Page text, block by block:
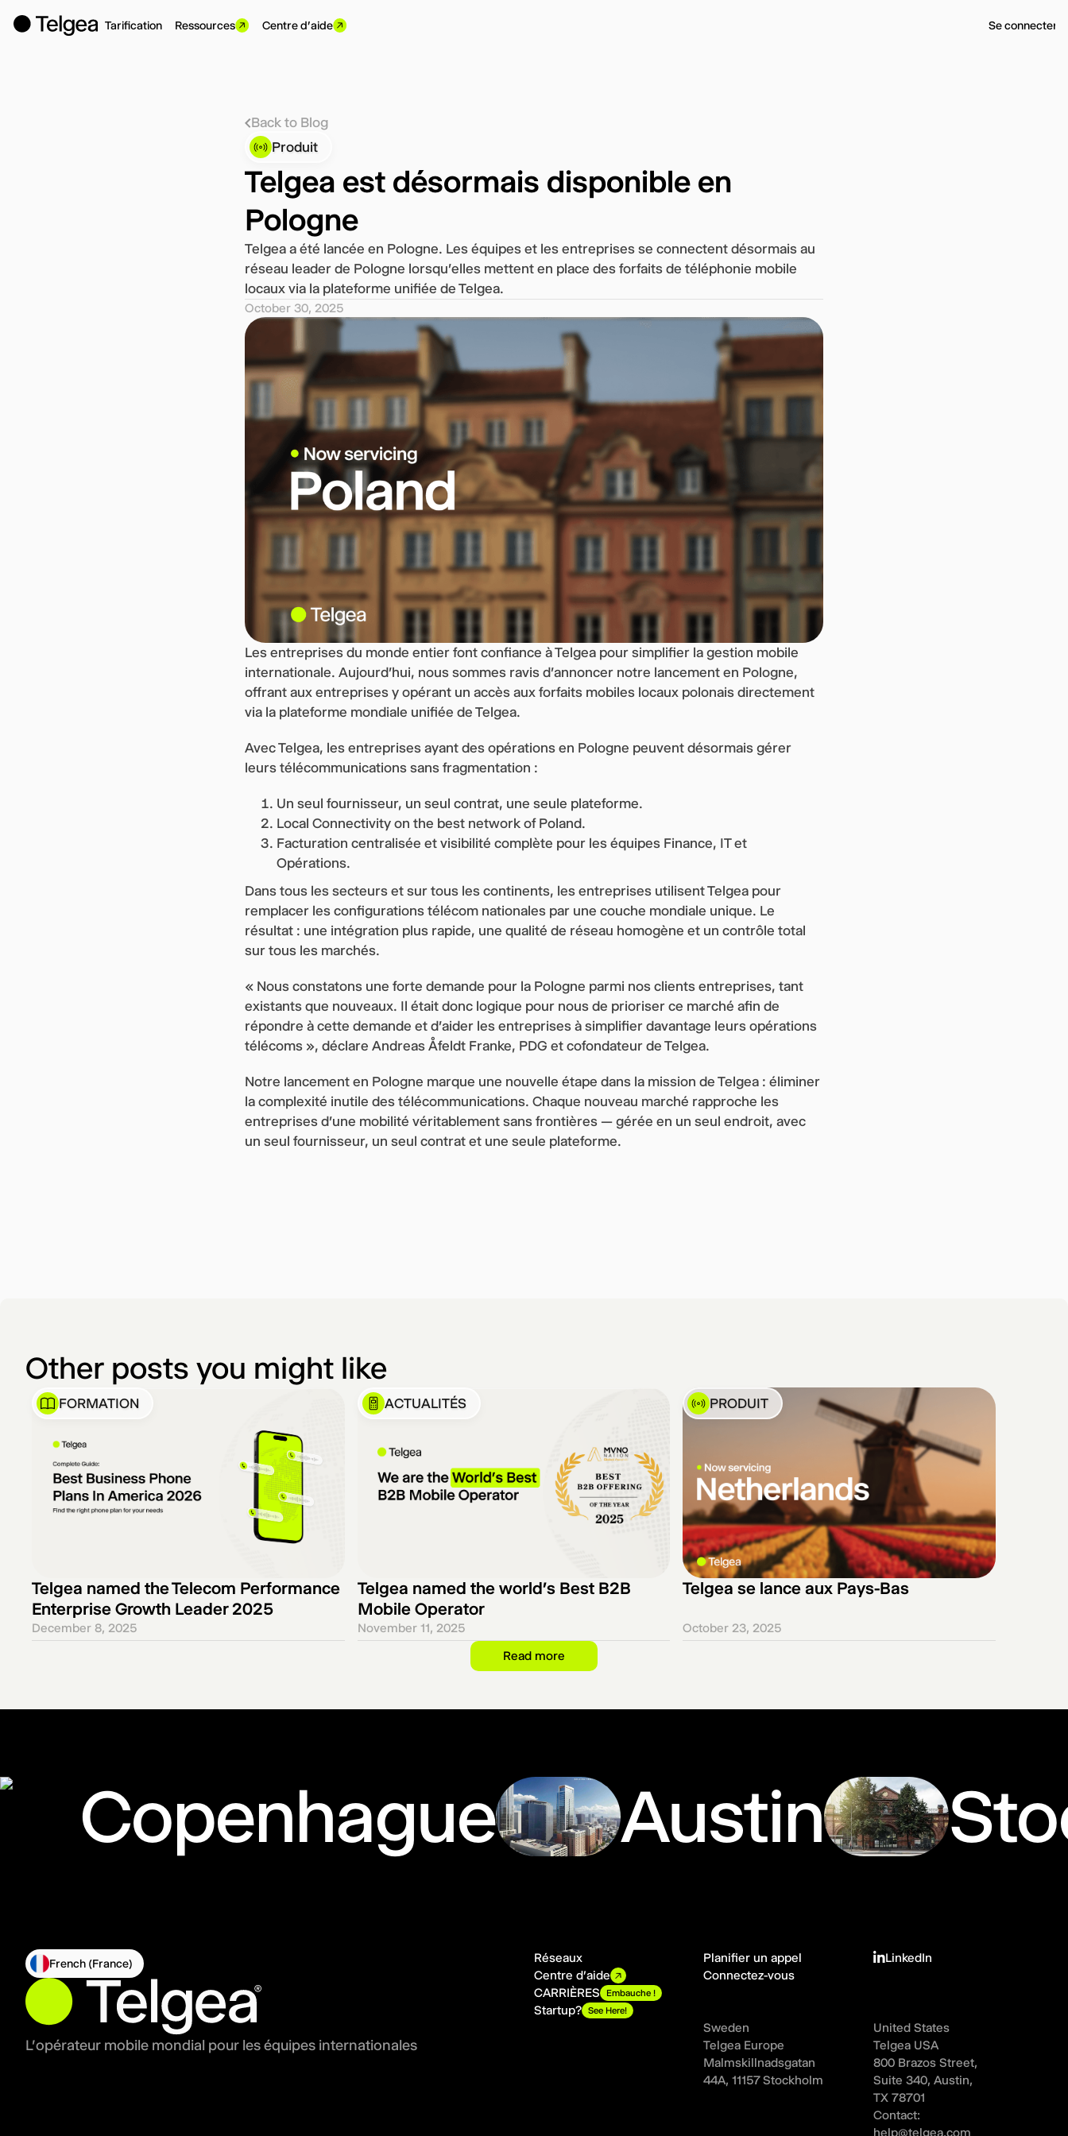
Tarification Ressources Centre d'aide Se connecter
Back to Blog
Produit
Telgea est désormais disponible en
Pologne
Telgea a été lancée en Pologne. Les équipes et les entreprises se connectent désormais au
réseau leader de Pologne lorsqu'elles mettent en place des forfaits de téléphonie mobile
locaux via la plateforme unifiée de Telgea.
October 30, 2025
Les entreprises du monde entier font confiance à Telgea pour simplifier la gestion mobile
internationale. Aujourd'hui, nous sommes ravis d'annoncer notre lancement en Pologne,
offrant aux entreprises y opérant un accès aux forfaits mobiles locaux polonais directement
via la plateforme mondiale unifiée de Telgea.
Avec Telgea, les entreprises ayant des opérations en Pologne peuvent désormais gérer
leurs télécommunications sans fragmentation :
Un seul fournisseur, un seul contrat, une seule plateforme.
Local Connectivity on the best network of Poland.
Facturation centralisée et visibilité complète pour les équipes Finance, IT et
Opérations.
Dans tous les secteurs et sur tous les continents, les entreprises utilisent Telgea pour
remplacer les configurations télécom nationales par une couche mondiale unique. Le
résultat : une intégration plus rapide, une qualité de réseau homogène et un contrôle total
sur tous les marchés.
« Nous constatons une forte demande pour la Pologne parmi nos clients entreprises, tant
existants que nouveaux. Il était donc logique pour nous de prioriser ce marché afin de
répondre à cette demande et d'aider les entreprises à simplifier davantage leurs opérations
télécoms », déclare Andreas Åfeldt Franke, PDG et cofondateur de Telgea.
Notre lancement en Pologne marque une nouvelle étape dans la mission de Telgea : éliminer
la complexité inutile des télécommunications. Chaque nouveau marché rapproche les
entreprises d'une mobilité véritablement sans frontières — gérée en un seul endroit, avec
un seul fournisseur, un seul contrat et une seule plateforme.
Other posts you might like
FORMATION
Telgea named the Telecom Performance
Enterprise Growth Leader 2025
December 8, 2025
ACTUALITÉS
Telgea named the world’s Best B2B
Mobile Operator
November 11, 2025
PRODUIT
Telgea se lance aux Pays-Bas
October 23, 2025
Read more
Copenhague Austin
French (France)
L'opérateur mobile mondial pour les équipes internationales
Réseaux
Centre d'aide
CARRIÈRES
Embauche !
Startup? See Here!
Planifier un appel
Connectez-vous
LinkedIn
Sweden
Telgea Europe
Malmskillnadsgatan
44A, 11157 Stockholm
United States
Telgea USA
800 Brazos Street,
Suite 340, Austin,
TX 78701
Contact:
help@telgea.com